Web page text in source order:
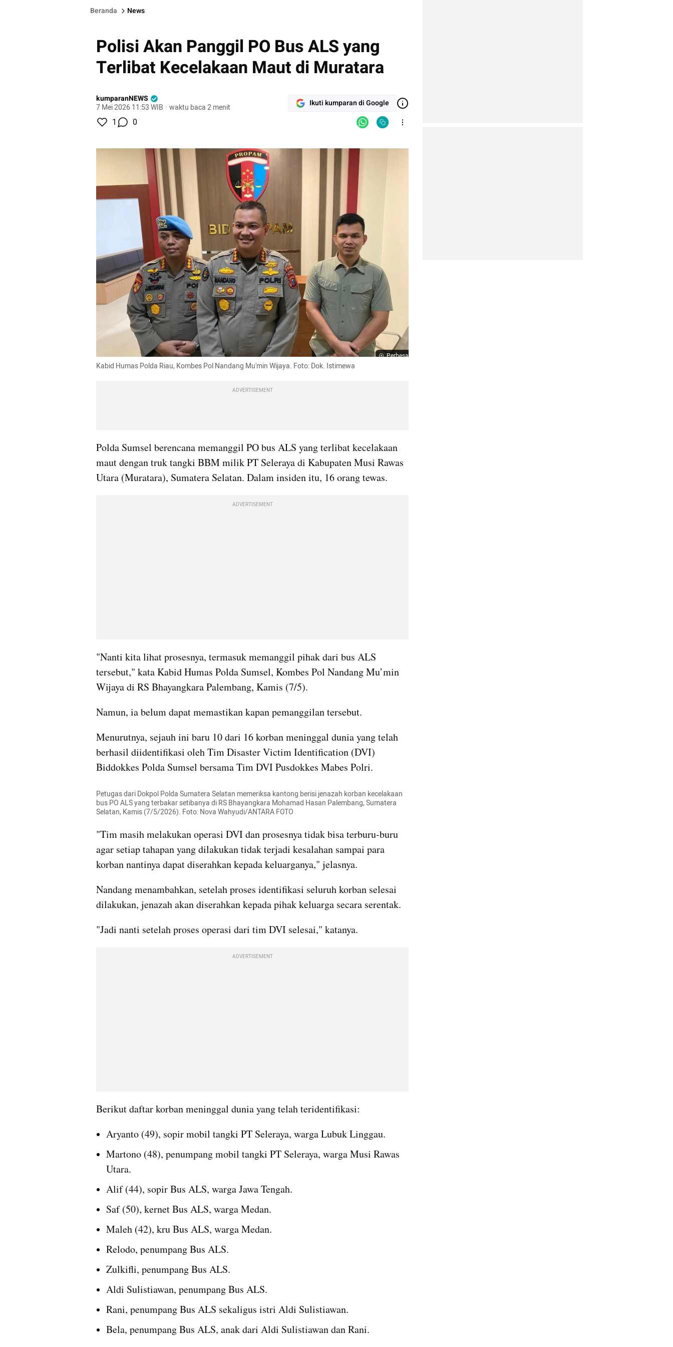
Beranda News
Polisi Akan Panggil PO Bus ALS yang
Terlibat Kecelakaan Maut di Muratara
kumparanNEWS
7 Mei 2026 11:53 WIB · waktu baca 2 menit Ikuti kumparan di Google
1 0
Perbesar
Kabid Humas Polda Riau, Kombes Pol Nandang Mu'min Wijaya. Foto: Dok. Istimewa
ADVERTISEMENT
Polda Sumsel berencana memanggil PO bus ALS yang terlibat kecelakaan
maut dengan truk tangki BBM milik PT Seleraya di Kabupaten Musi Rawas
Utara (Muratara), Sumatera Selatan. Dalam insiden itu, 16 orang tewas.
ADVERTISEMENT
"Nanti kita lihat prosesnya, termasuk memanggil pihak dari bus ALS
tersebut," kata Kabid Humas Polda Sumsel, Kombes Pol Nandang Mu’min
Wijaya di RS Bhayangkara Palembang, Kamis (7/5).
Namun, ia belum dapat memastikan kapan pemanggilan tersebut.
Menurutnya, sejauh ini baru 10 dari 16 korban meninggal dunia yang telah
berhasil diidentifikasi oleh Tim Disaster Victim Identification (DVI)
Biddokkes Polda Sumsel bersama Tim DVI Pusdokkes Mabes Polri.
Petugas dari Dokpol Polda Sumatera Selatan memeriksa kantong berisi jenazah korban kecelakaan
bus PO ALS yang terbakar setibanya di RS Bhayangkara Mohamad Hasan Palembang, Sumatera
Selatan, Kamis (7/5/2026). Foto: Nova Wahyudi/ANTARA FOTO
"Tim masih melakukan operasi DVI dan prosesnya tidak bisa terburu-buru
agar setiap tahapan yang dilakukan tidak terjadi kesalahan sampai para
korban nantinya dapat diserahkan kepada keluarganya," jelasnya.
Nandang menambahkan, setelah proses identifikasi seluruh korban selesai
dilakukan, jenazah akan diserahkan kepada pihak keluarga secara serentak.
"Jadi nanti setelah proses operasi dari tim DVI selesai," katanya.
ADVERTISEMENT
Berikut daftar korban meninggal dunia yang telah teridentifikasi:
Aryanto (49), sopir mobil tangki PT Seleraya, warga Lubuk Linggau.
Martono (48), penumpang mobil tangki PT Seleraya, warga Musi Rawas
Utara.
Alif (44), sopir Bus ALS, warga Jawa Tengah.
Saf (50), kernet Bus ALS, warga Medan.
Maleh (42), kru Bus ALS, warga Medan.
Relodo, penumpang Bus ALS.
Zulkifli, penumpang Bus ALS.
Aldi Sulistiawan, penumpang Bus ALS.
Rani, penumpang Bus ALS sekaligus istri Aldi Sulistiawan.
Bela, penumpang Bus ALS, anak dari Aldi Sulistiawan dan Rani.